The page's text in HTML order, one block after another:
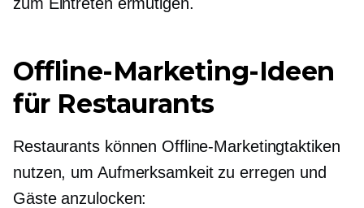
Offline-Marketing-Ideen
für Restaurants
Restaurants können Offline-Marketingtaktiken
nutzen, um Aufmerksamkeit zu erregen und
Gäste anzulocken: